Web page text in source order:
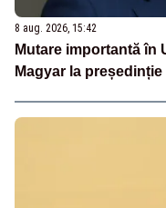
8 aug. 2026, 15:42
Mutare importantă în
Magyar la președinție